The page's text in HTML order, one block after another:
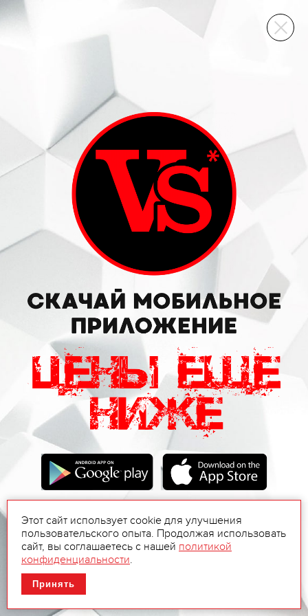
ВИННЫЙ СКЛАД
Этот сайт использует cookie для улучшения
пользовательского опыта. Продолжая использовать
сайт, вы соглашаетесь с нашей политикой
конфиденциальности.
Принять